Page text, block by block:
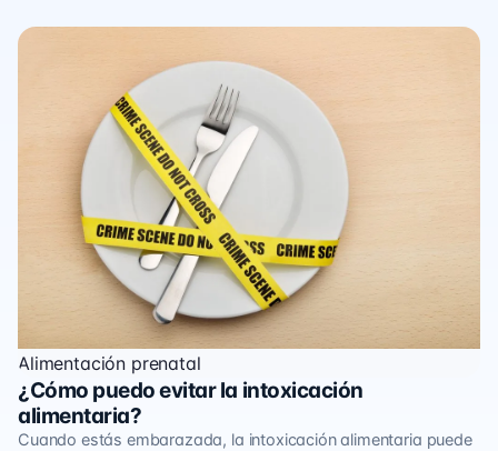
Alimentación prenatal
¿Cómo puedo evitar la intoxicación
alimentaria?
Cuando estás embarazada, la intoxicación alimentaria puede